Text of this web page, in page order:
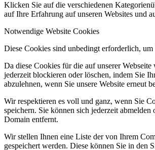
Klicken Sie auf die verschiedenen
auf Ihre Erfahrung auf unseren Websites und
Notwendige Website Cookies
Diese Cookies sind unbedingt erforderlich,
Da diese Cookies für die auf unserer
jederzeit blockieren oder löschen, indem Sie
abzulehnen, wenn Sie unsere Website erneut
Wir respektieren es voll und ganz, wenn Sie
speichern. Sie können sich jederzeit
Domain entfernt.
Wir stellen Ihnen eine Liste der von Ihrem
gespeichert werden. Diese können Sie in den